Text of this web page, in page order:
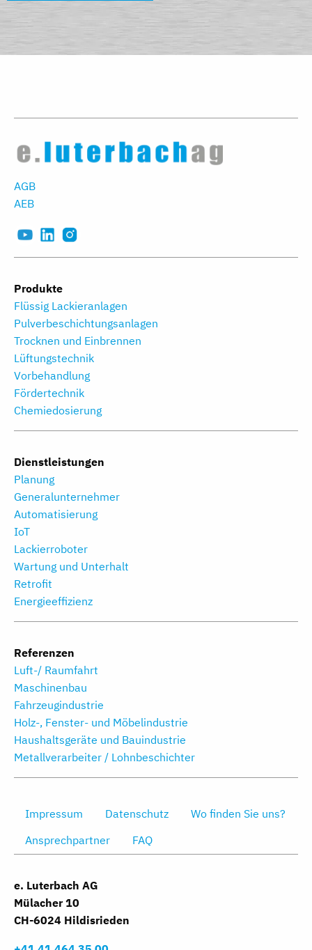
AGB
AEB
Produkte
Flüssig Lackieranlagen
Pulverbeschichtungs­anlagen
Trocknen und Einbrennen
Lüftungstechnik
Vorbehandlung
Fördertechnik
Chemiedosierung
Dienstleistungen
Planung
Generalunternehmer
Automatisierung
IoT
Lackierroboter
Wartung und Unterhalt
Retrofit
Energieeffizienz
Referenzen
Luft-/ Raumfahrt
Maschinenbau
Fahrzeugindustrie
Holz-, Fenster- und Möbelindustrie
Haushaltsgeräte und Bauindustrie
Metallverarbeiter / Lohnbeschichter
Impressum Datenschutz
Wo finden Sie uns?
Ansprechpartner
FAQ
e. Luterbach AG
Mülacher 10
CH-6024 Hildisrieden